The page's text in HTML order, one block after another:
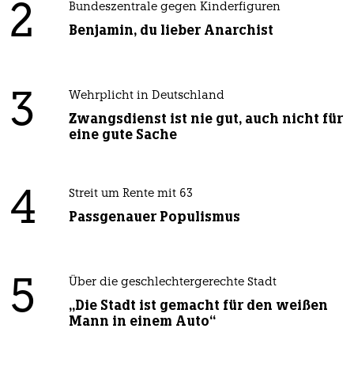
2 Bundeszentrale gegen Kinderfiguren
Benjamin, du lieber Anarchist
3 Wehrplicht in Deutschland
Zwangsdienst ist nie gut, auch nicht für
eine gute Sache
4 Streit um Rente mit 63
Passgenauer Populismus
5 Über die geschlechtergerechte Stadt
„Die Stadt ist gemacht für den weißen
Mann in einem Auto“